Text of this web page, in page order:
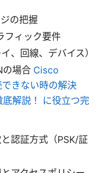
の把握
フィック要件
、回線、デバイス）
の場合 Cisco
きない時の解決
解説！ に役立つ完
認証方式（PSK/証